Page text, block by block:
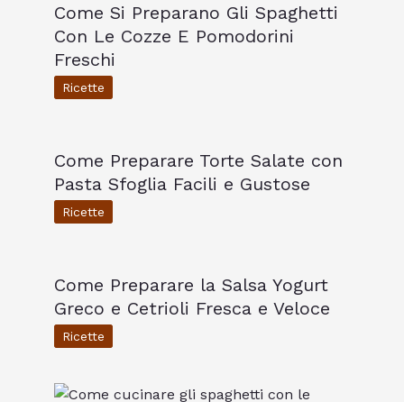
Come Si Preparano Gli Spaghetti
Con Le Cozze E Pomodorini
Freschi
Ricette
Come Preparare Torte Salate con
Pasta Sfoglia Facili e Gustose
Ricette
Come Preparare la Salsa Yogurt
Greco e Cetrioli Fresca e Veloce
Ricette